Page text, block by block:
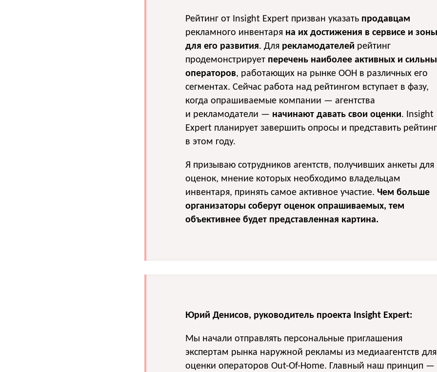
Рейтинг от Insight Expert призван указать продавцам
рекламного инвентаря на их достижения в сервисе и зоны
для его развития. Для рекламодателей рейтинг
продемонстрирует перечень наиболее активных и
операторов, работающих на рынке ООН в различных его
сегментах. Сейчас работа над рейтингом вступает в фазу,
когда опрашиваемые компании — агентства
и рекламодатели — начинают давать свои оценки. Insight
Expert планирует завершить опросы и представить рейтинг
в этом году.
Я призываю сотрудников агентств, получивших анкеты для
оценок, мнение которых необходимо владельцам
инвентаря, принять самое активное участие. Чем больше
организаторы соберут оценок опрашиваемых, тем
объективнее будет представленная картина.
Юрий Денисов, руководитель проекта Insight Expert:
Мы начали отправлять персональные приглашения
экспертам рынка наружной рекламы из медиаагентств для
оценки операторов Out-Of-Home. Главный наш принцип —